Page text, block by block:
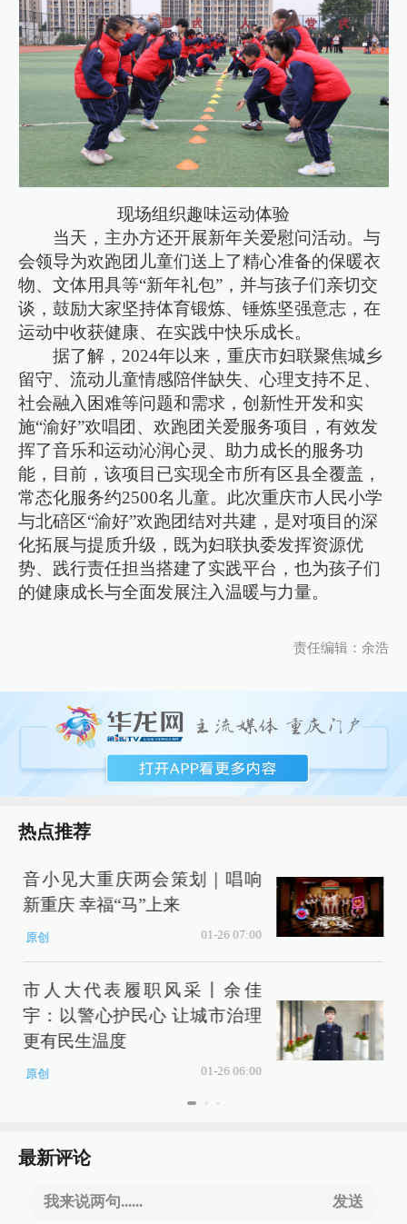
现场组织趣味运动体验
当天，主办方还开展新年关爱慰问活动。与
会领导为欢跑团儿童们送上了精心准备的保暖衣
物、文体用具等“新年礼包”，并与孩子们亲切交
谈，鼓励大家坚持体育锻炼、锤炼坚强意志，在
运动中收获健康、在实践中快乐成长。
据了解，2024年以来，重庆市妇联聚焦城乡
留守、流动儿童情感陪伴缺失、心理支持不足、
社会融入困难等问题和需求，创新性开发和实
施“渝好”欢唱团、欢跑团关爱服务项目，有效发
挥了音乐和运动沁润心灵、助力成长的服务功
能，目前，该项目已实现全市所有区县全覆盖，
常态化服务约2500名儿童。此次重庆市人民小学
与北碚区“渝好”欢跑团结对共建，是对项目的深
化拓展与提质升级，既为妇联执委发挥资源优
势、践行责任担当搭建了实践平台，也为孩子们
的健康成长与全面发展注入温暖与力量。
责任编辑：余浩
热点推荐
音小见大重庆两会策划｜唱响
新重庆 幸福“马”上来
原创 01-26 07:00
市人大代表履职风采丨余佳
宇：以警心护民心 让城市治理
更有民生温度
原创 01-26 06:00
最新评论
我来说两句...... 发送